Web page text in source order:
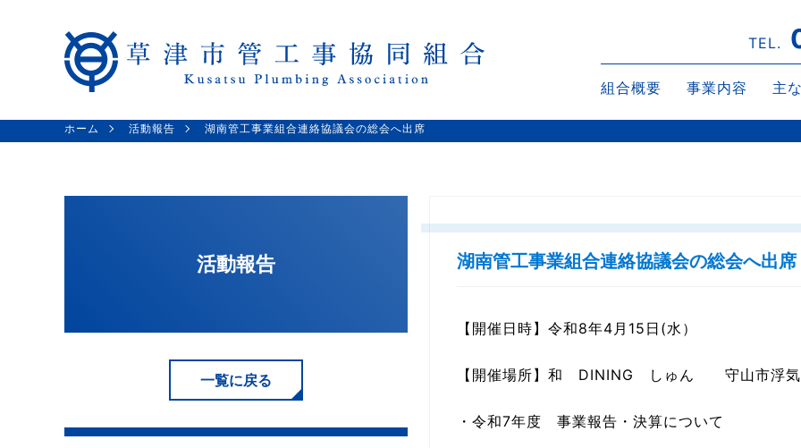
TEL.
組合概要 事業内容 主
ホーム 活動報告 湖南管工事業組合連絡協議会の総会へ出席
活動報告
一覧に戻る
湖南管工事業組合連絡協議会の総会へ出席
【開催日時】令和8年4月15日(水）
【開催場所】和 DINING しゅん 守山市浮
・令和7年度 事業報告・決算について